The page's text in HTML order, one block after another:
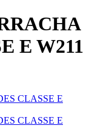
E W211